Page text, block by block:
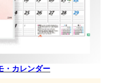
・カレンダー